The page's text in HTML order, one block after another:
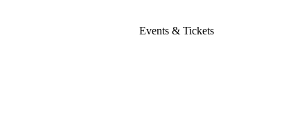
Events & Tickets